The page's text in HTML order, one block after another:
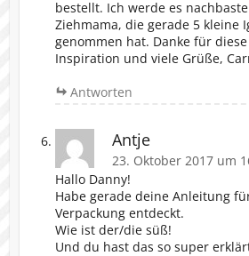
bestellt. Ich werde es
Ziehmama, die gerade 5 kleine
genommen hat. Danke für
Inspiration und viele Grüße,
Antworten
Antje
23. Oktober 2017 um
Hallo Danny!
Habe gerade deine Anleitung
Verpackung entdeckt.
Wie ist der/die süß!
Und du hast das so super